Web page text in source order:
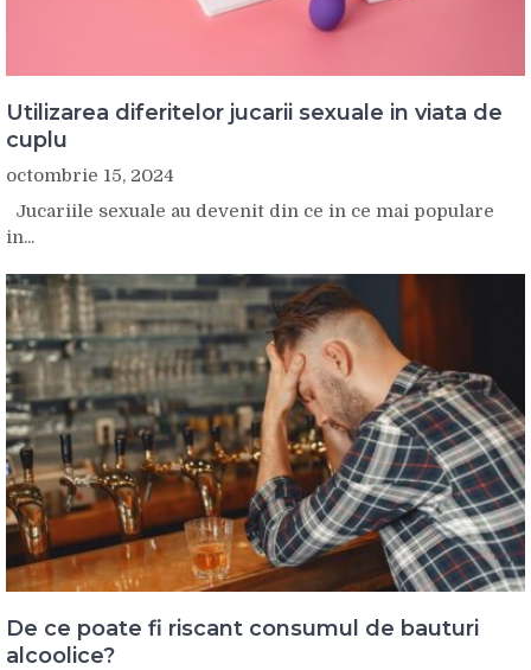
Utilizarea diferitelor jucarii sexuale in viata de
cuplu
octombrie 15, 2024
Jucariile sexuale au devenit din ce in ce mai populare
in...
De ce poate fi riscant consumul de bauturi
alcoolice?